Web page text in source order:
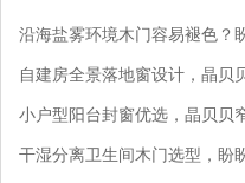
沿海盐雾环境木门容易褪色？
自建房全景落地窗设计，晶贝
小户型阳台封窗优选，晶贝贝
干湿分离卫生间木门选型，盼